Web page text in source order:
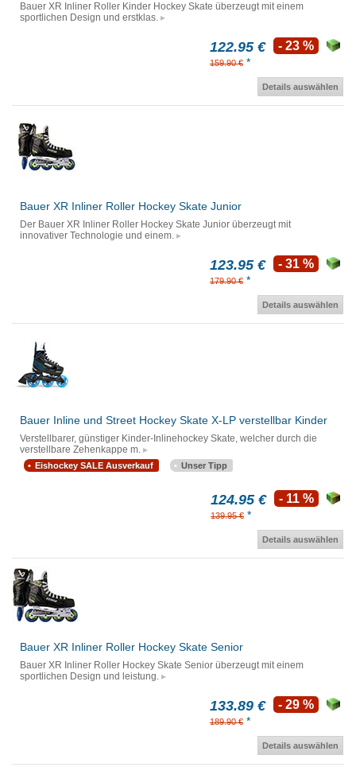
Bauer XR Inliner Roller Kinder Hockey Skate überzeugt mit einem
sportlichen Design und erstklas.
122.95 €
159.90 € *
- 23 %
Details auswählen
Bauer XR Inliner Roller Hockey Skate Junior
Der Bauer XR Inliner Roller Hockey Skate Junior überzeugt mit
innovativer Technologie und einem.
123.95 €
179.90 € *
- 31 %
Details auswählen
Bauer Inline und Street Hockey Skate X-LP verstellbar Kinder
Verstellbarer, günstiger Kinder-Inlinehockey Skate, welcher durch die
verstellbare Zehenkappe m.
Eishockey SALE Ausverkauf Unser Tipp
124.95 €
139.95 € *
- 11 %
Details auswählen
Bauer XR Inliner Roller Hockey Skate Senior
Bauer XR Inliner Roller Hockey Skate Senior überzeugt mit einem
sportlichen Design und leistung.
133.89 €
189.90 € *
- 29 %
Details auswählen